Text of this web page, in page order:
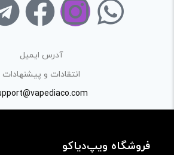
آدرس ایمیل
انتقادات و پیشنهادات
فروشگاه ویپ‌دیاکو